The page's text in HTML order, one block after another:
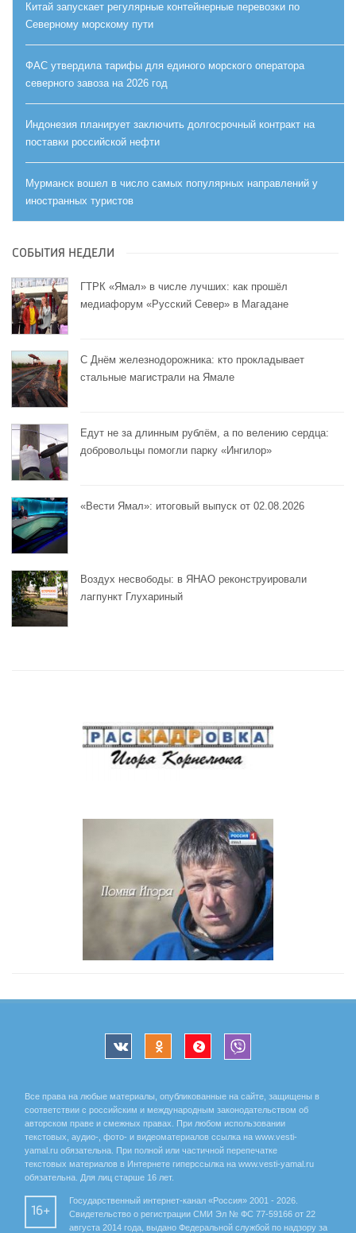
Китай запускает регулярные контейнерные перевозки по
Северному морскому пути
ФАС утвердила тарифы для единого морского оператора
северного завоза на 2026 год
Индонезия планирует заключить долгосрочный контракт на
поставки российской нефти
Мурманск вошел в число самых популярных направлений у
иностранных туристов
СОБЫТИЯ НЕДЕЛИ
ГТРК «Ямал» в числе лучших: как прошёл
медиафорум «Русский Север» в Магадане
С Днём железнодорожника: кто прокладывает
стальные магистрали на Ямале
Едут не за длинным рублём, а по велению сердца:
добровольцы помогли парку «Ингилор»
«Вести Ямал»: итоговый выпуск от 02.08.2026
Воздух несвободы: в ЯНАО реконструировали
лагпункт Глухариный
Все права на любые материалы, опубликованные на сайте, защищены в
соответствии с российским и международным законодательством об
авторском праве и смежных правах. При любом использовании
текстовых, аудио-, фото- и видеоматериалов ссылка на www.vesti-
yamal.ru обязательна. При полной или частичной перепечатке
текстовых материалов в Интернете гиперссылка на www.vesti-yamal.ru
обязательна. Для лиц старше 16 лет.
16+
Государственный интернет-канал «Россия» 2001 - 2026.
Свидетельство о регистрации СМИ Эл № ФС 77-59166 от 22
августа 2014 года, выдано Федеральной службой по надзору за